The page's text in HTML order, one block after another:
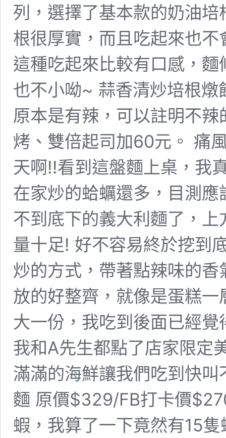
列，選擇了基本款的奶油
根很厚實，而且吃起來也
這種吃起來比較有口感，
也不小呦~ 蒜香清炒培根
原本是有辣，可以註明不
烤、雙倍起司加60元。 痛
天啊!!看到這盤麵上桌，我
在家炒的蛤蠣還多，目測
不到底下的義大利麵了，
量十足! 好不容易終於挖到
炒的方式，帶著點辣味的
放的好整齊，就像是蛋糕
大一份，我吃到後面已經
我和A先生都點了店家限定
滿滿的海鮮讓我們吃到快
麵 原價$329/FB打卡價
蝦，我算了一下竟然有15